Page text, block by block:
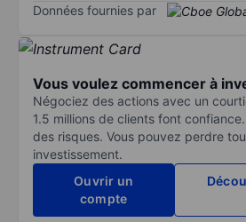
Données fournies par
Vous voulez commencer à
Négociez des actions avec un
1.5 millions de clients font
des risques. Vous pouvez perdre
investissement.
Ouvrir un
compte